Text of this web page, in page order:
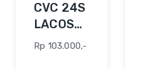
CVC 24S
LACOSTE
36" ABU
Rp 103.000,-